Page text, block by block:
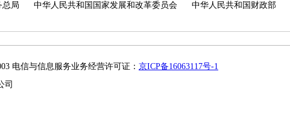
总局 中华人民共和国国家发展和改革委员会 中华人民共和国财政部
电信与信息服务业务经营许可证： 京ICP备16063117号-1
司